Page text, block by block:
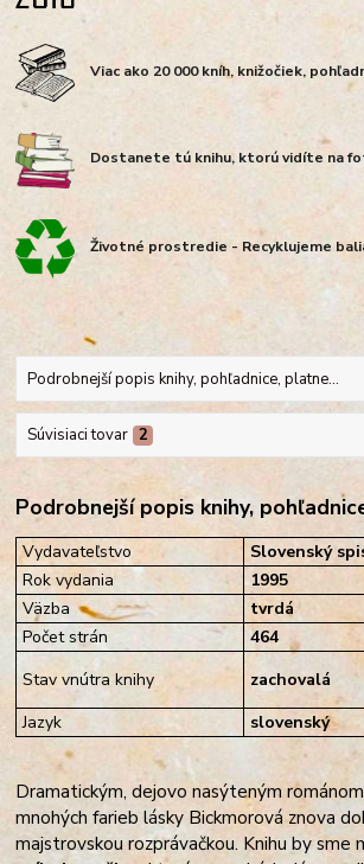
Viac ako 20 000 kníh, knižočiek,
Dostanete tú knihu, ktorú vidíte na
Životné prostredie - Recyklujeme
Podrobnejší popis knihy, pohľadnice, platne...
Súvisiaci tovar 2
Podrobnejší popis knihy,
Vydavateľstvo
Slovenský
Rok vydania
1995
Väzba
tvrdá
Počet strán
464
Stav vnútra knihy
zachovalá
Jazyk
slovenský
Dramatickým, dejovo nasýteným
mnohých farieb lásky Bickmorová znova
majstrovskou rozprávačkou. Knihu by sme